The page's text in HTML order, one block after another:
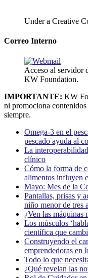
Under a Creative
Correo Interno
Acceso al servidor
KW Foundation.
IMPORTANTE: KW
ni promociona contenidos
siempre.
Omega-3 en el
pescado ayuda al
La
clínico
Cómo la forma de
alimentos influyen
Mayo: Mes de la
Pantallas, prisas y
niño menor de tres
¿Ven las máquinas
Los músculos
científica que
Construyendo el
emprendedoras en
Todo lo que
¿Qué revelan las